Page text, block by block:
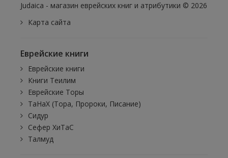
Judaica - магазин еврейских книг и атрибутики © 2026
Карта сайта
Еврейские книги
Еврейские книги
Книги Теилим
Еврейские Торы
ТаНаХ (Тора, Пророки, Писание)
Сидур
Сефер ХиТаС
Талмуд